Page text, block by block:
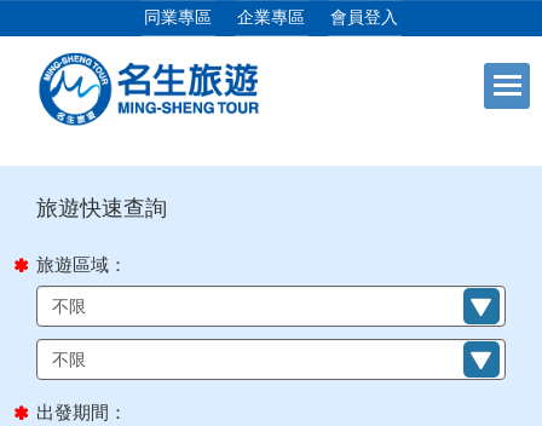
同業專區 企業專區 會員登入
日本專館 +
郵輪假期
海島假期 +
韓國
目前位置： 首頁 列表
旅遊區域：
出發期間：